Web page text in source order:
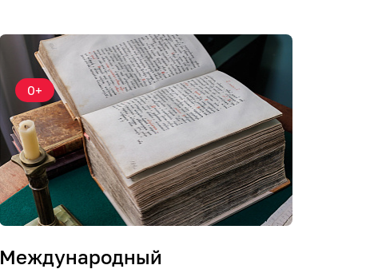
0+
Международный